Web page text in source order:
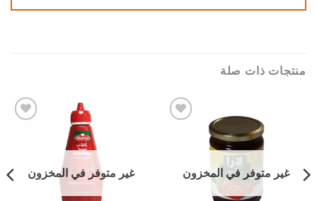
منتجات ذات صلة
غير متوفر في المخزون غير متوفر في المخزون